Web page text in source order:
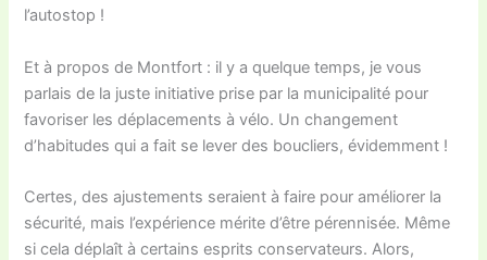
l’autostop !
Et à propos de Montfort : il y a quelque temps, je vous
parlais de la juste initiative prise par la municipalité pour
favoriser les déplacements à vélo. Un changement
d’habitudes qui a fait se lever des boucliers, évidemment !
Certes, des ajustements seraient à faire pour améliorer la
sécurité, mais l’expérience mérite d’être pérennisée. Même
si cela déplaît à certains esprits conservateurs. Alors,